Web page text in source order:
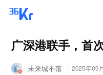
广深港联手，首
未来城不落 2025年09